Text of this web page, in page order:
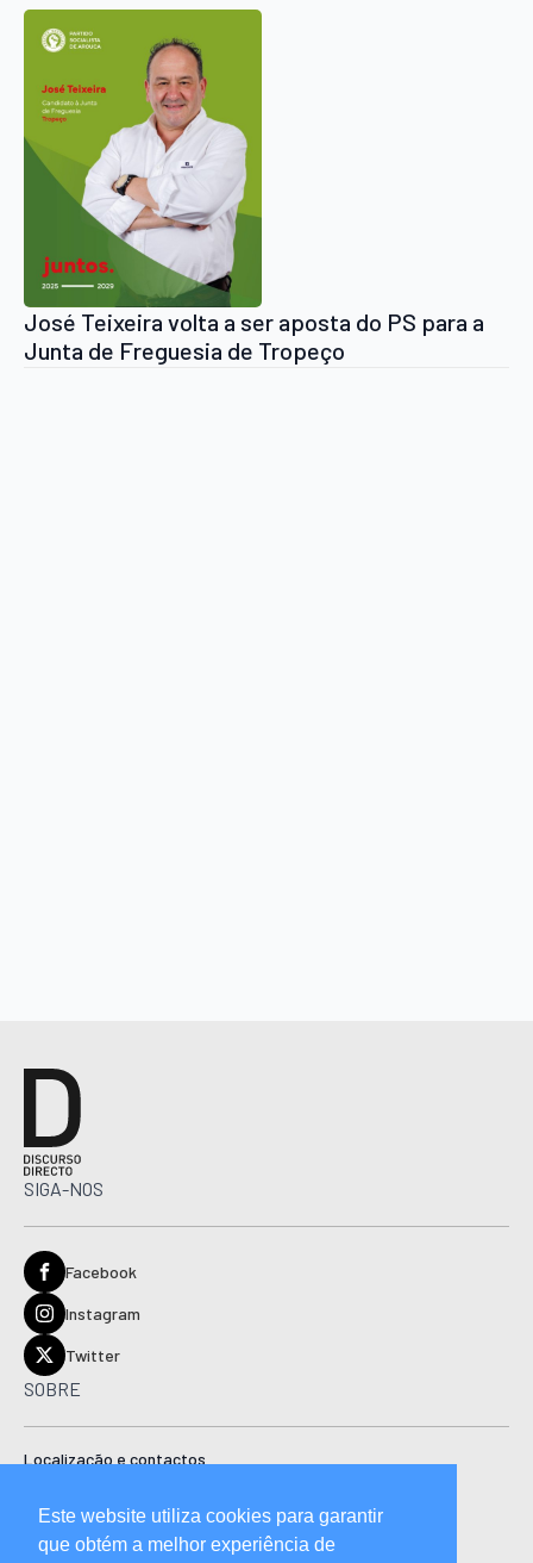
José Teixeira volta a ser aposta do PS para a
Junta de Freguesia de Tropeço
SIGA-NOS
Facebook
Instagram
Twitter
SOBRE
Localização e contactos
Ficha técnica
Este website utiliza cookies para garantir
que obtém a melhor experiência de